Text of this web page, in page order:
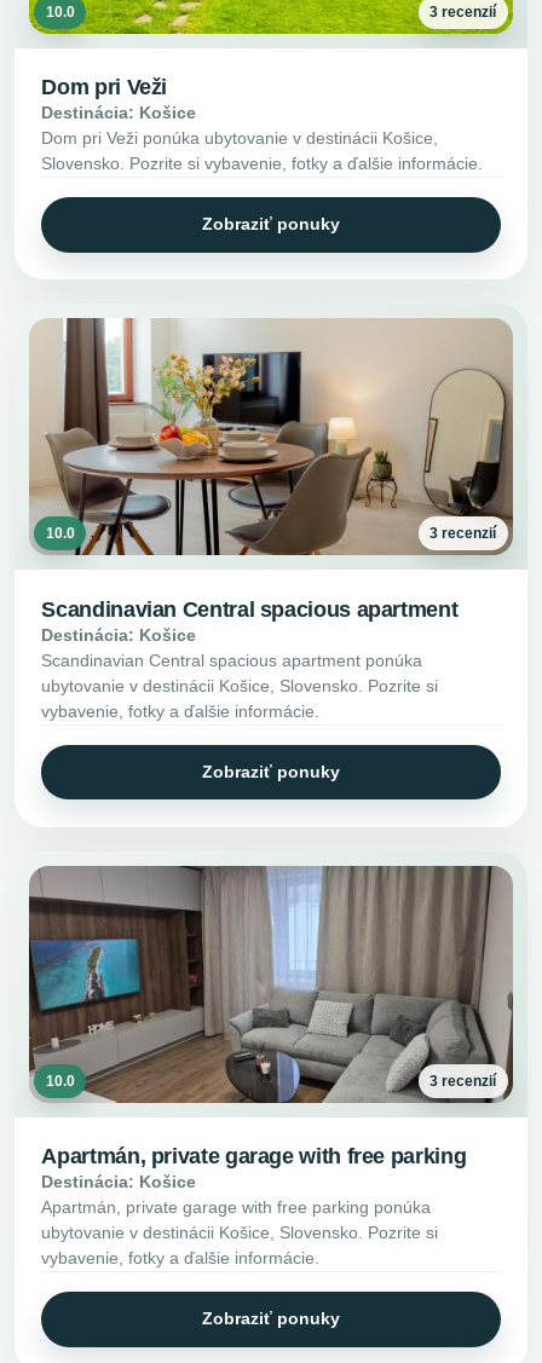
10.0 3 recenzií
Dom pri Veži
Destinácia: Košice
Dom pri Veži ponúka ubytovanie v destinácii Košice,
Slovensko. Pozrite si vybavenie, fotky a ďalšie informácie.
Zobraziť ponuky
10.0 3 recenzií
Scandinavian Central spacious apartment
Destinácia: Košice
Scandinavian Central spacious apartment ponúka
ubytovanie v destinácii Košice, Slovensko. Pozrite si
vybavenie, fotky a ďalšie informácie.
Zobraziť ponuky
10.0 3 recenzií
Apartmán, private garage with free parking
Destinácia: Košice
Apartmán, private garage with free parking ponúka
ubytovanie v destinácii Košice, Slovensko. Pozrite si
vybavenie, fotky a ďalšie informácie.
Zobraziť ponuky